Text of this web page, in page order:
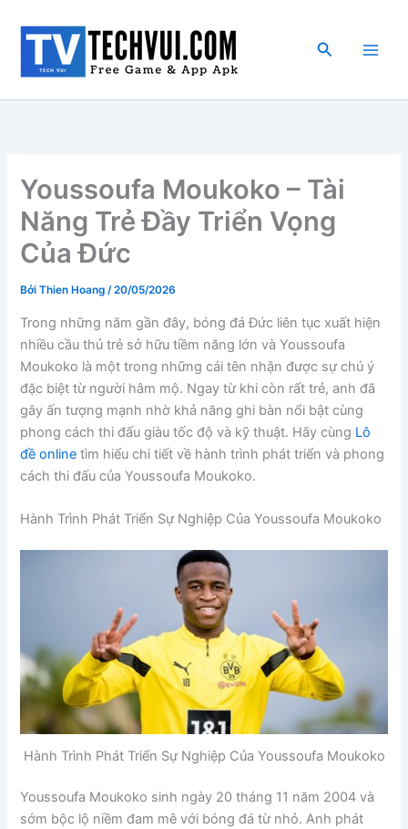
dung
Tìm
Youssoufa Moukoko – Tài
Năng Trẻ Đầy Triển Vọng
Của Đức
BởiThien Hoang/20/05/2026
Trong những năm gần đây, bóng đá Đức liên tục xuất hiện
nhiều cầu thủ trẻ sở hữu tiềm năng lớn và Youssoufa
Moukoko là một trong những cái tên nhận được sự chú ý
đặc biệt từ người hâm mộ. Ngay từ khi còn rất trẻ, anh đã
gây ấn tượng mạnh nhờ khả năng ghi bàn nổi bật cùng
phong cách thi đấu giàu tốc độ và kỹ thuật. Hãy cùng Lô
đề online tìm hiểu chi tiết về hành trình phát triển và phong
cách thi đấu của Youssoufa Moukoko.
Hành Trình Phát Triển Sự Nghiệp Của Youssoufa Moukoko
Hành Trình Phát Triển Sự Nghiệp Của Youssoufa Moukoko
Youssoufa Moukoko sinh ngày 20 tháng 11 năm 2004 và
sớm bộc lộ niềm đam mê với bóng đá từ nhỏ. Anh phát